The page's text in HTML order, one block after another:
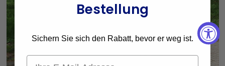
Bestellung
Sichern Sie sich den Rabatt, bevor er weg ist.
Email